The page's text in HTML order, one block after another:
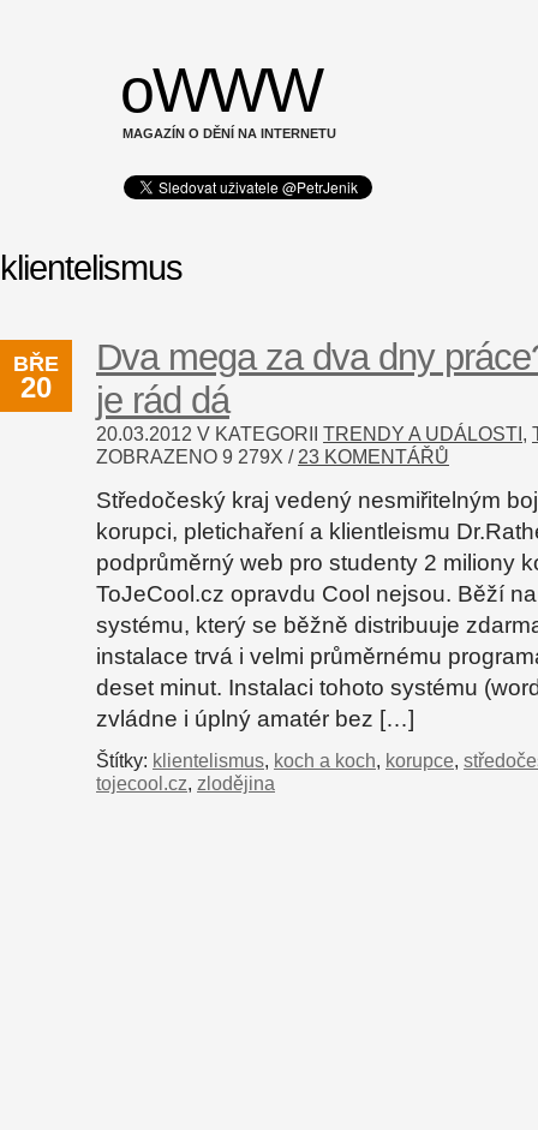
oWWW
MAGAZÍN O DĚNÍ NA INTERNETU
klientelismus
BŘE
20
Dva mega za dva dny
je rád dá
20.03.2012 V KATEGORII TRENDY A UDÁLOSTI ,
ZOBRAZENO 9 279X / 23 KOMENTÁŘŮ
Středočeský kraj vedený nesmiřitelným
korupci, pletichaření a klientleismu
podprůměrný web pro studenty 2 miliony
ToJeCool.cz opravdu Cool nejsou. Běží
systému, který se běžně distribuuje
instalace trvá i velmi průměrnému
deset minut. Instalaci tohoto systému
zvládne i úplný amatér bez […]
Štítky: klientelismus, koch a koch, korupce,
tojecool.cz, zlodějina